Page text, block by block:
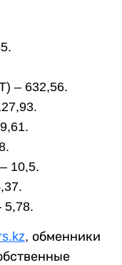
– 632,56.
10,5.
5,78.
, обменники